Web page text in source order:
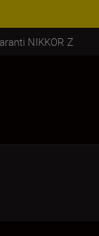
NIKKOR Z